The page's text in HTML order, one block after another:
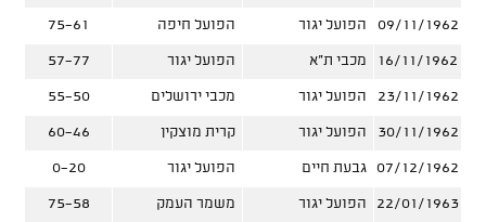
09/11/1962 הפועל יגור הפועל חיפה 75-61
16/11/1962 מכבי ת"א הפועל יגור 57-77
23/11/1962 הפועל יגור מכבי ירושלים 55-50
30/11/1962 הפועל יגור קרית מוצקין 60-46
07/12/1962 גבעת חיים הפועל יגור 0-20
22/01/1963 הפועל יגור משמר העמק 75-58